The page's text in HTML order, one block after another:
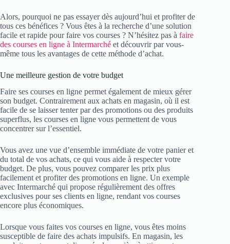
Alors, pourquoi ne pas essayer dès aujourd’hui et profiter de
tous ces bénéfices ? Vous êtes à la recherche d’une solution
facile et rapide pour faire vos courses ? N’hésitez pas à faire
des courses en ligne à Intermarché et découvrir par vous-
même tous les avantages de cette méthode d’achat.
Une meilleure gestion de votre budget
Faire ses courses en ligne permet également de mieux gérer
son budget. Contrairement aux achats en magasin, où il est
facile de se laisser tenter par des promotions ou des produits
superflus, les courses en ligne vous permettent de vous
concentrer sur l’essentiel.
Vous avez une vue d’ensemble immédiate de votre panier et
du total de vos achats, ce qui vous aide à respecter votre
budget. De plus, vous pouvez comparer les prix plus
facilement et profiter des promotions en ligne. Un exemple
avec Intermarché qui propose régulièrement des offres
exclusives pour ses clients en ligne, rendant vos courses
encore plus économiques.
Lorsque vous faites vos courses en ligne, vous êtes moins
susceptible de faire des achats impulsifs. En magasin, les